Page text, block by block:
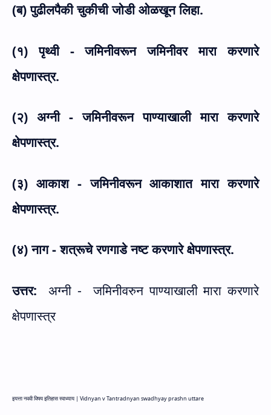
(ब) पुढीलपैकी चुकीची जोडी ओळखून लिहा.
(१) पृथ्वी - जमिनीवरून जमिनीवर मारा करणारे
क्षेपणास्त्र.
(२) अग्नी - जमिनीवरून पाण्याखाली मारा करणारे
क्षेपणास्त्र.
(३) आकाश - जमिनीवरून आकाशात मारा करणारे
क्षेपणास्त्र.
(४) नाग - शत्रूचे रणगाडे नष्ट करणारे क्षेपणास्त्र.
उत्तर: अग्नी -
जमिनीवरुन पाण्याखाली मारा करणारे
क्षेपणास्त्र
इयत्ता नववी विषय इतिहास स्वाध्याय | Vidnyan v Tantradnyan swadhyay prashn uttare